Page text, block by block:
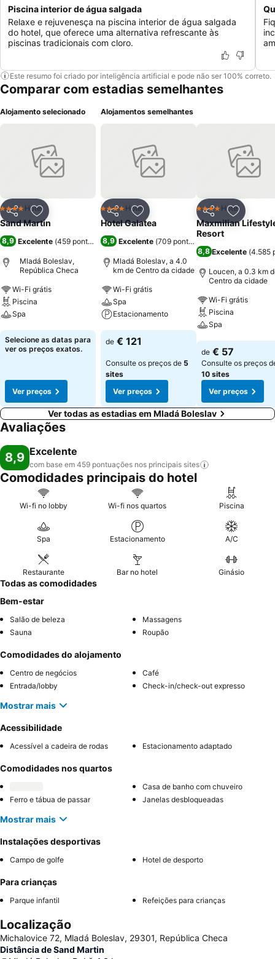
Piscina interior de água salgada
Relaxe e rejuvenesça na piscina interior de água salgada
do hotel, que oferece uma alternativa refrescante às
piscinas tradicionais com cloro.
Este resumo foi criado por inteligência artificial e pode não ser 100% correto.
Comparar com estadias semelhantes
Alojamento selecionado
PartilharAdicionar aos favoritos
4 EstrelasHotel
Sand Martin
8,9 Excelente (459 pontuações)
Mladá Boleslav,
República Checa
Wi-Fi grátis
Piscina
Spa
Ver preços
Selecione as datas para
ver os preços exatos.
Ver preços
Alojamentos semelhantes
PartilharAdicionar aos favoritos
4 EstrelasHotel
Hotel Galatea
8,9 Excelente (709 pontuações
Mladá Boleslav, a 4.0
km de Centro da cidade
Wi-Fi grátis
Spa
Estacionamento
Ver preços
de € 121
Consulte os preços de 5
sites
Ver preços
Partilhar
4 EstrelasHotel
Maxmilian
Resort
8,8 Excelente (4.585
Loucen, a 0.3 km
Centro da cidade
Wi-Fi grátis
Piscina
Spa
Ver preços
de € 57
Consulte os preços
10 sites
Ver preços
Ver todas as estadias em Mladá Boleslav
Avaliações
8,9 Excelente
com base em 459 pontuações nos principais sites
Comodidades principais do hotel
Wi-fi no lobby Wi-fi nos quartos Piscina
Spa Estacionamento A/C
Restaurante Bar no hotel Ginásio
Todas as comodidades
Bem-estar
Salão de beleza
Massagens
Sauna
Roupão
Comodidades do alojamento
Centro de negócios
Café
Entrada/lobby
Check-in/check-out expresso
Mostrar mais
Acessibilidade
Acessível a cadeira de rodas Estacionamento adaptado
Comodidades nos quartos
Casa de banho com chuveiro
Ferro e tábua de passar
Janelas desbloqueadas
Mostrar mais
Instalações desportivas
Campo de golfe Hotel de desporto
Para crianças
Parque infantil Refeições para crianças
Localização
Michalovice 72, Mladá Boleslav, 29301, República Checa
Distância de Sand Martin